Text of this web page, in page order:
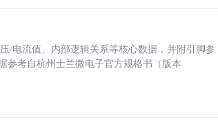
/电流值、内部逻辑关系等核心数据，并附引脚参
参考自杭州士兰微电子官方规格书（版本